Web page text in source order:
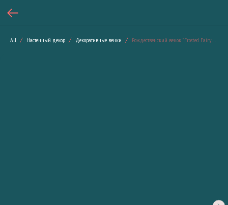
All Настенный декор Декоративные венки Рождественский венок "Frosted Fairytale"